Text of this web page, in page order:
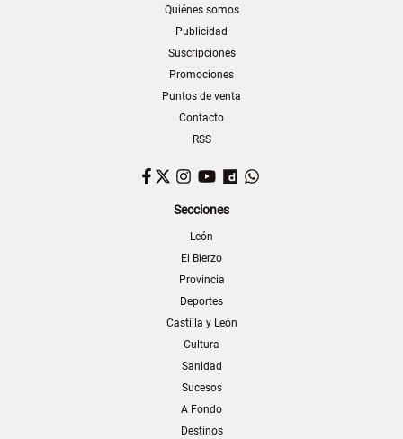
Quiénes somos
Publicidad
Suscripciones
Promociones
Puntos de venta
Contacto
RSS
Facebook
TwitterInstagram
YouTubeDailymotion
Secciones
León
El Bierzo
Provincia
Deportes
Castilla y León
Cultura
Sanidad
Sucesos
A Fondo
Destinos